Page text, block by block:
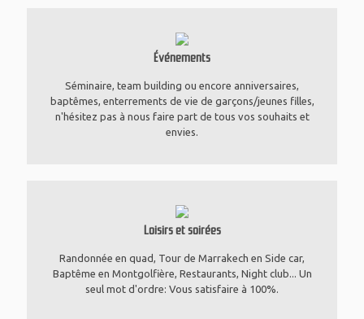
Événements
Séminaire, team building ou encore anniversaires,
baptêmes, enterrements de vie de garçons/jeunes filles,
n'hésitez pas à nous faire part de tous vos souhaits et
envies.
Loisirs et soirées
Randonnée en quad, Tour de Marrakech en Side car,
Baptême en Montgolfière, Restaurants, Night club... Un
seul mot d'ordre: Vous satisfaire à 100%.